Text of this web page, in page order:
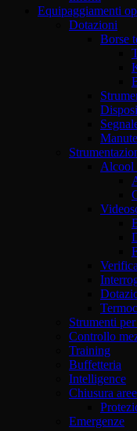
Equipaggiamenti
Dotazioni
Borse
Alcool
Strumenti
Controllo
Training
Buffetteria
Intelligence
Chiusura aree
Emergenze